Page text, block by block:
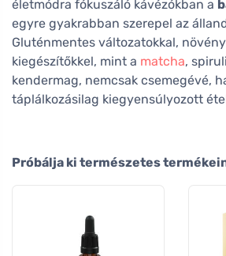
életmódra fókuszáló kávézókban a
egyre gyakrabban szerepel az
Gluténmentes változatokkal,
kiegészítőkkel, mint a matcha,
kendermag, nemcsak csemegévé,
táplálkozásilag kiegyensúlyozott
Próbálja ki természetes